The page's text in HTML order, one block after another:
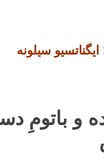
ایگناتسیو سیلونه
و باتومِ